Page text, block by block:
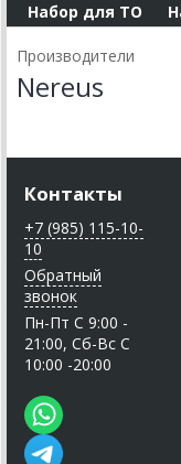
Набор для ТО
Производители
Nereus
Контакты
+7 (985) 115-10-
10
Обратный
звонок
Пн-Пт C 9:00 -
21:00, Сб-Вс С
10:00 -20:00